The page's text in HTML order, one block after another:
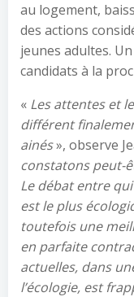
au logement,
des actions
jeunes adultes.
candidats à la
« Les attentes et
différent
ainés», observe
constatons peut-
Le débat entre
est le plus
toutefois une
en parfaite
actuelles, dans
l’écologie, est